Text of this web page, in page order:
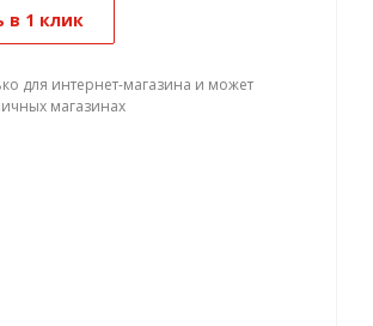
в 1 клик
для интернет-магазина и может
магазинах